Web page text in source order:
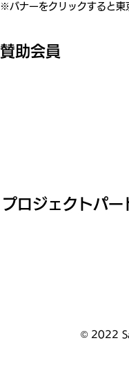
※バナーをクリックすると東
賛助会員
プロジェクトパー
© 2022